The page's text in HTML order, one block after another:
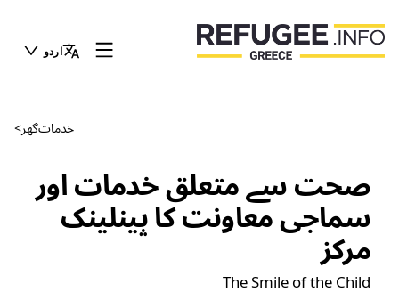
اردو
گھر> خدمات
صحت سے متعلق خدمات اور
سماجی معاونت کا پینلینک
مرکز
The Smile of the Child